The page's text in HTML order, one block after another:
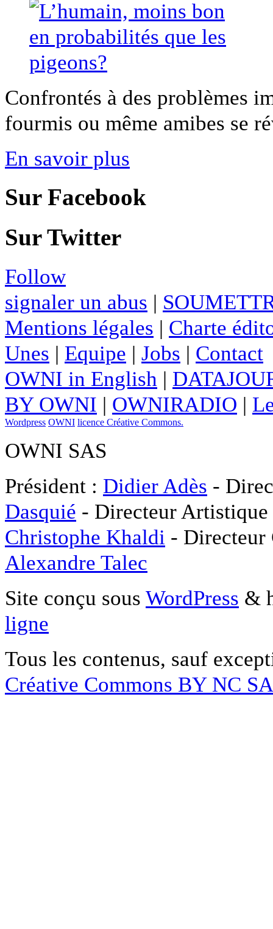
Confrontés à des problèmes
fourmis ou même amibes se
En savoir plus
Sur Facebook
Sur Twitter
Follow
signaler un abus |
Mentions légales | Charte
Unes | Equipe | Jobs | Contact
OWNI in English |
BY OWNI | OWNIRADIO |
Wordpress OWNI licence Créative Commons.
OWNI SAS
Président : Didier Adès -
Dasquié - Directeur
Christophe Khaldi -
Alexandre Talec
Site conçu sous WordPress &
ligne
Tous les contenus, sauf
Créative Commons BY NC SA